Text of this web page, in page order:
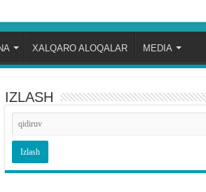
XALQARO ALOQALAR MEDIA
IZLASH